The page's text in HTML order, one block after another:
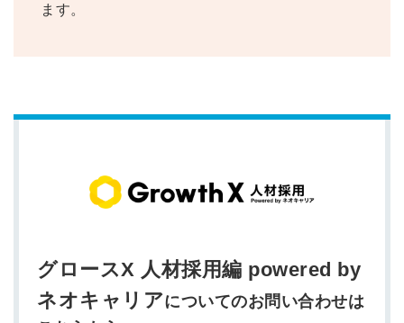
ます。
グロースX 人材採用編 powered by
ネオキャリアについてのお問い合わせは